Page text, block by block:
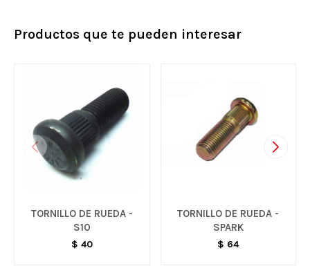
Productos que te pueden interesar
TORNILLO DE RUEDA -
S10
$ 40
TORNILLO DE RUEDA -
SPARK
$ 64